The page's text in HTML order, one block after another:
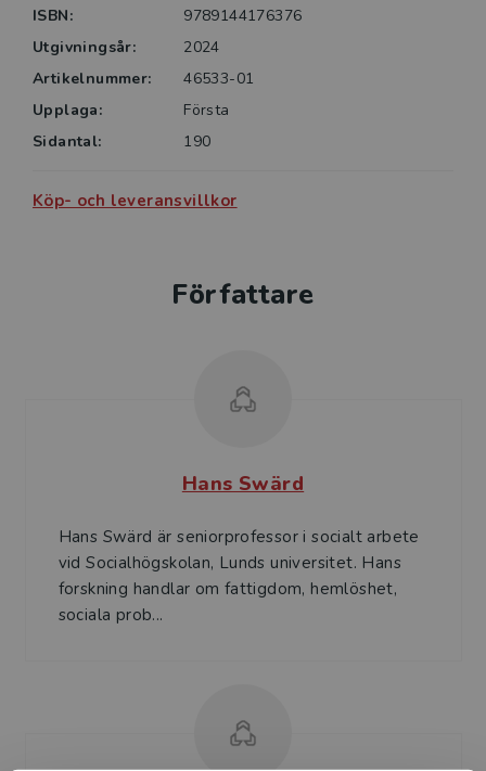
studenter vid universitet och högskolor som ska
arbeta inom olika sektorer i välfärdssamhället.
ISBN:
9789144176376
Utgivningsår:
2024
Artikelnummer:
46533-01
Upplaga:
Första
Sidantal:
190
Köp- och leveransvillkor
Författare
Hans Swärd
Hans Swärd är seniorprofessor i socialt arbete
vid Socialhögskolan, Lunds universitet. Hans
forskning handlar om fattigdom, hemlöshet,
sociala prob...